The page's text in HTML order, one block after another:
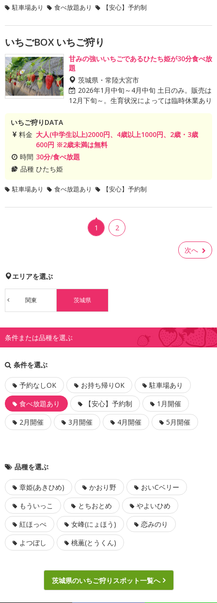
駐車場あり 食べ放題あり 【安心】予約制
いちごBOX いちご狩り
甘みの強いいちごであるひたち姫が30分食べ放
題
茨城県・常陸大宮市
2026年1月中旬～4月中旬 土日のみ。販売は
12月下旬～。生育状況によっては臨時休業あり
いちご狩りDATA
料金 大人(中学生以上)2000円、4歳以上1000円、2歳・3歳
600円 ※2歳未満は無料
時間 30分/食べ放題
品種 ひたち姫
駐車場あり 食べ放題あり 【安心】予約制
1 2
次へ
エリアを選ぶ
関東 茨城県
条件または品種を選ぶ
条件を選ぶ
予約なしOK お持ち帰りOK
駐車場あり
食べ放題あり
【安心】予約制
1月開催
2月開催
3月開催 4月開催 5月開催
品種を選ぶ
章姫(あきひめ) かおり野
おいCベリー
もういっこ
とちおとめ
やよいひめ
紅ほっぺ
女峰(にょほう)
恋みのり
よつぼし
桃薫(とうくん)
茨城県のいちご狩りスポット一覧へ